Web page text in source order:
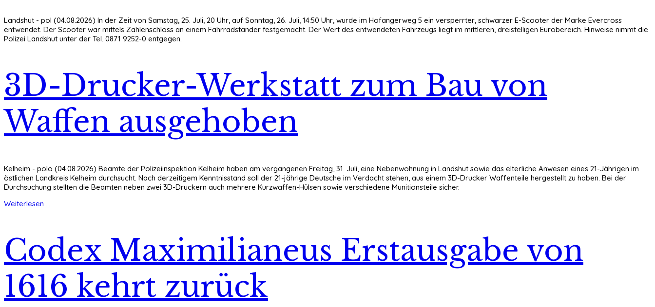
Landshut - pol (04.08.2026) In der Zeit von Samstag, 25. Juli, 20 Uhr, auf Sonntag, 26. Juli, 14:50 Uhr, wurde im Hofangerweg 5 ein versperrter, schwarzer E-Scooter der Marke Evercross
entwendet. Der Scooter war mittels Zahlenschloss an einem Fahrradständer festgemacht. Der Wert des entwendeten Fahrzeugs liegt im mittleren, dreistelligen Eurobereich. Hinweise nimmt die
Polizei Landshut unter der Tel. 0871 9252-0 entgegen.
3D-Drucker-Werkstatt zum Bau von
Waffen ausgehoben
Kelheim - polo (04.08.2026) Beamte der Polizeiinspektion Kelheim haben am vergangenen Freitag, 31. Juli, eine Nebenwohnung in Landshut sowie das elterliche Anwesen eines 21-Jährigen im
östlichen Landkreis Kelheim durchsucht. Nach derzeitigem Kenntnisstand soll der 21-jährige Deutsche im Verdacht stehen, aus einem 3D-Drucker Waffenteile hergestellt zu haben. Bei der
Durchsuchung stellten die Beamten neben zwei 3D-Druckern auch mehrere Kurzwaffen-Hülsen sowie verschiedene Munitionsteile sicher.
Weiterlesen ...
Codex Maximilianeus Erstausgabe von
1616 kehrt zurück